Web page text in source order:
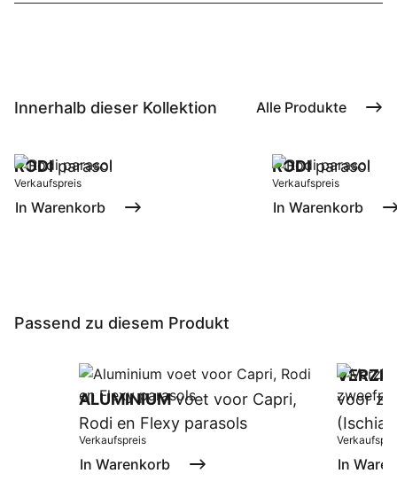
Innerhalb dieser Kollektion Alle Produkte
RODIparasol
Verkaufspreis
In Warenkorb
RODIparasol
Verkaufspreis
In Warenkorb
Passend zu diesem Produkt
ALUMINIUMvoet voor Capri,
Rodi en Flexy parasols
Verkaufspreis
In Warenkorb
voor
(Ischia/
In